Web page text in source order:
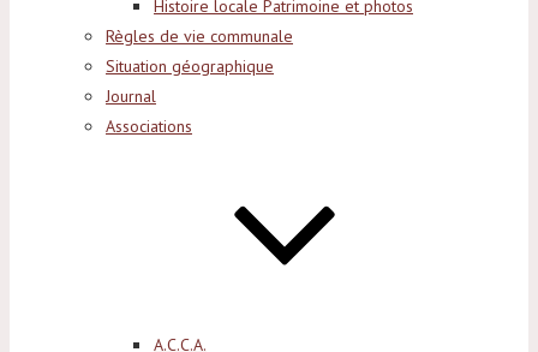
Histoire locale Patrimoine et photos
Règles de vie communale
Situation géographique
Journal
Associations
A.C.C.A.